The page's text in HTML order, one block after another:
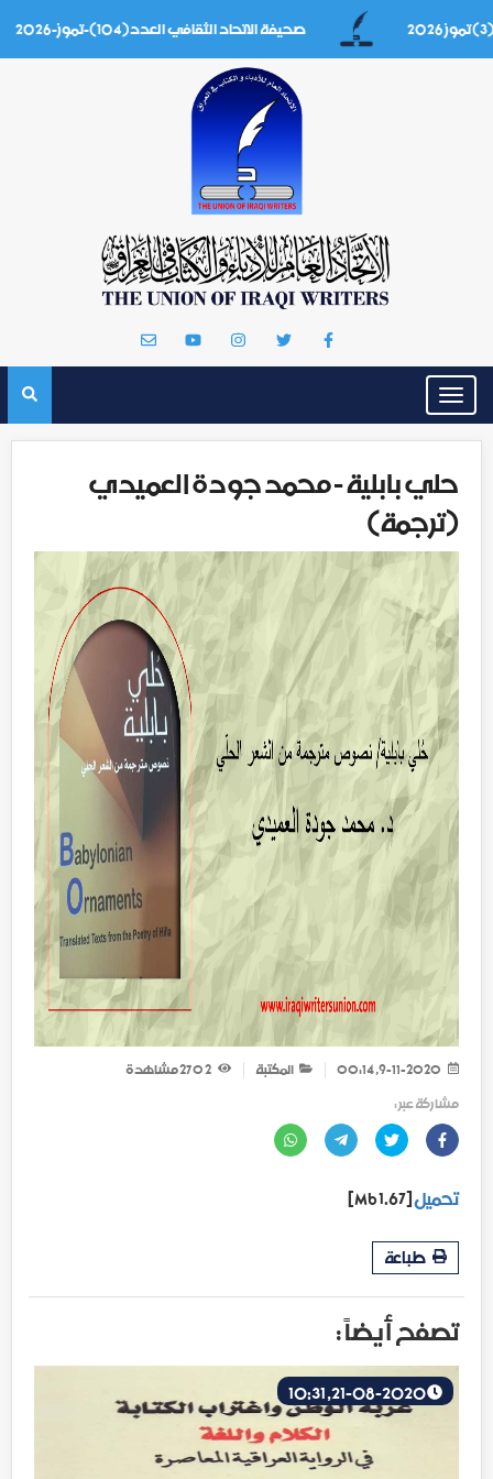
صحيفة الاتحاد الثقافي العدد(104)-تموز-2026
Toggle
navigation
حلي بابلية - محمد جودة العميدي
(ترجمة)
المكتبة 2 270
مشاهدة
مشاركة عبر :
تحميل[1.67 Mb]
طباعة
تصفح أيضاً :